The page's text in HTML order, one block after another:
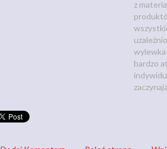
z
bardzo